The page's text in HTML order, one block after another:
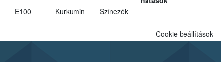
E100 Kurkumin Színezék
Cookie beállítások